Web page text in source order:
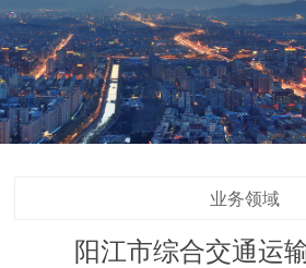
业务领域
阳江市综合交通运